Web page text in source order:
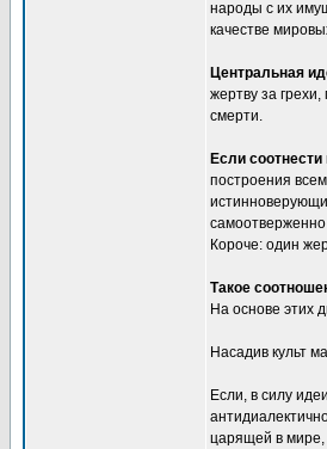
народы с их
качестве
Центральная
жертву за
смерти.
Если
построения
Короче: один
Такое
На основе этих
Насадив культ
Если, в силу
царящей в мире,